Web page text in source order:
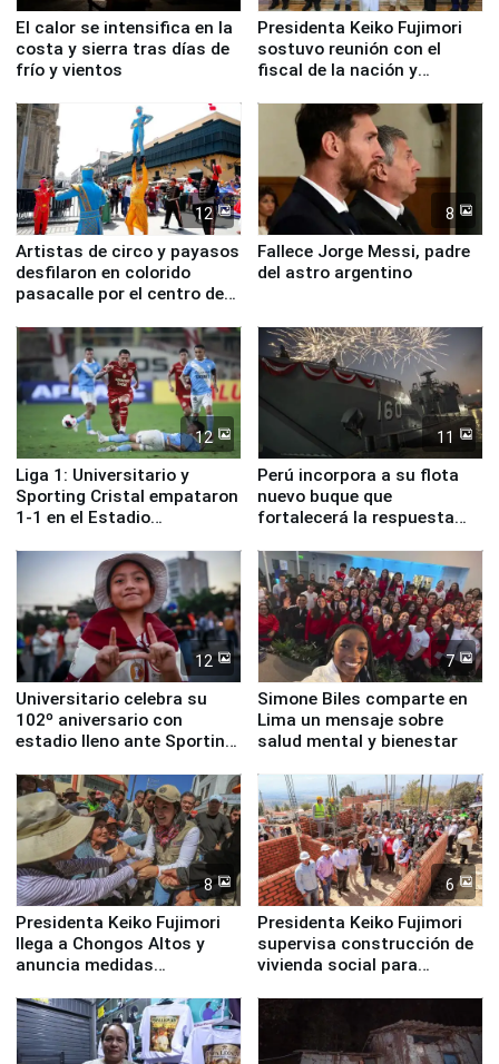
El calor se intensifica en la
costa y sierra tras días de
frío y vientos
Presidenta Keiko Fujimori
sostuvo reunión con el
fiscal de la nación y
12
Artistas de circo y payasos
desfilaron en colorido
pasacalle por el centro de
8
Fallece Jorge Messi, padre
del astro argentino
12
Liga 1: Universitario y
Sporting Cristal empataron
1-1 en el Estadio
11
Perú incorpora a su flota
nuevo buque que
fortalecerá la respuesta
12
Universitario celebra su
102º aniversario con
estadio lleno ante Sporting
7
Simone Biles comparte en
Lima un mensaje sobre
salud mental y bienestar
8
Presidenta Keiko Fujimori
llega a Chongos Altos y
anuncia medidas
educación, salud y empleo
6
Presidenta Keiko Fujimori
supervisa construcción de
vivienda social para